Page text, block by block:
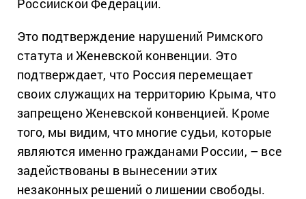
Российской Федерации.
Это подтверждение нарушений Римского
статута и Женевской конвенции. Это
подтверждает, что Россия перемещает
своих служащих на территорию Крыма, что
запрещено Женевской конвенцией. Кроме
того, мы видим, что многие судьи, которые
являются именно гражданами России, – все
задействованы в вынесении этих
незаконных решений о лишении свободы.